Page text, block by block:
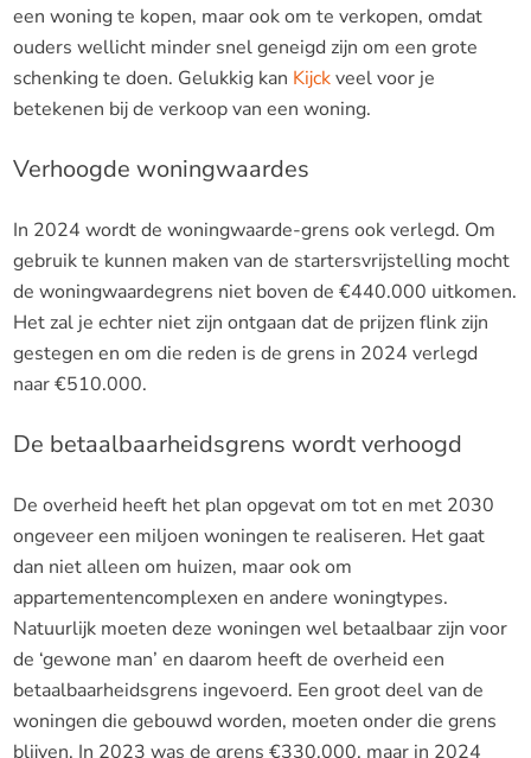
een woning te kopen, maar ook om te verkopen, omdat
ouders wellicht minder snel geneigd zijn om een grote
schenking te doen. Gelukkig kan Kijckveel voor je
betekenen bij de verkoop van een woning.
Verhoogde woningwaardes
In 2024 wordt de woningwaarde-grens ook verlegd. Om
gebruik te kunnen maken van de startersvrijstelling mocht
de woningwaardegrens niet boven de €440.000 uitkomen.
Het zal je echter niet zijn ontgaan dat de prijzen flink zijn
gestegen en om die reden is de grens in 2024 verlegd
naar €510.000.
De betaalbaarheidsgrens wordt verhoogd
De overheid heeft het plan opgevat om tot en met 2030
ongeveer een miljoen woningen te realiseren. Het gaat
dan niet alleen om huizen, maar ook om
appartementencomplexen en andere woningtypes.
Natuurlijk moeten deze woningen wel betaalbaar zijn voor
de ‘gewone man’ en daarom heeft de overheid een
betaalbaarheidsgrens ingevoerd. Een groot deel van de
woningen die gebouwd worden, moeten onder die grens
blijven. In 2023 was de grens €330.000, maar in 2024